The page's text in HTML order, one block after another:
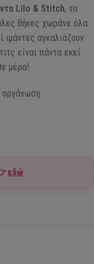
Lilo & Stitch, το
θήκες χωράνε όλα
ιμάντες αγκαλιάζουν
είναι πάντα εκεί
μέρα!
οργάνωση
εδώ